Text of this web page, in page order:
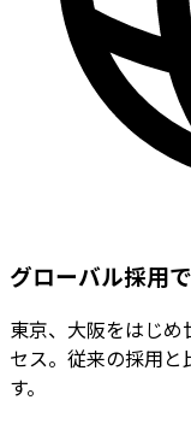
グローバル採用
東京、大阪をはじ
セス。従来の採用
す。